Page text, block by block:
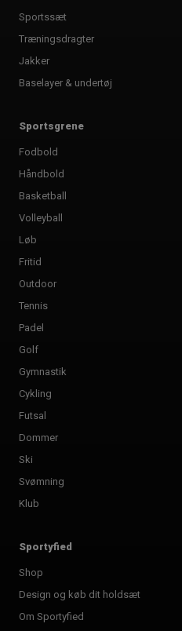
Sportssæt
Træningsdragter
Jakker
Baselayer & undertøj
Sportsgrene
Fodbold
Håndbold
Basketball
Volleyball
Løb
Fritid
Outdoor
Tennis
Padel
Golf
Gymnastik
Cykling
Futsal
Dommer
Ski
Svømning
Klub
Sportyfied
Shop
Design og køb dit holdsæt
Om Sportyfied